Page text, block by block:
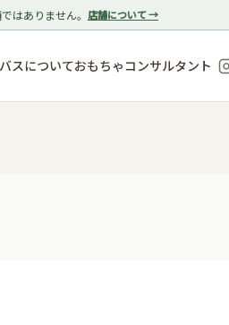
はありません。 店舗について →
スについておもちゃコンサルタント